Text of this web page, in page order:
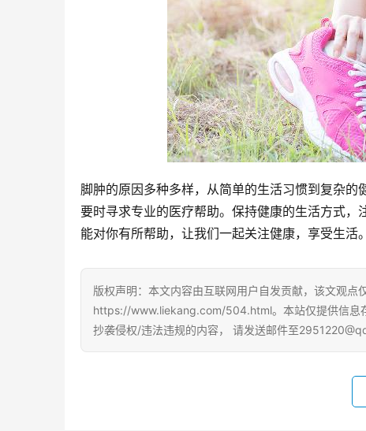
脚肿的原因多种多样，从简单的生活习惯到复杂
要时寻求专业的医疗帮助。保持健康的生活方式
能对你有所帮助，让我们一起关注健康，享受生活。
版权声明：本文内容由互联网用户自发贡献，该文观点
https://www.liekang.com/504.html。本站仅提供信息
抄袭侵权/违法违规的内容， 请发送邮件至